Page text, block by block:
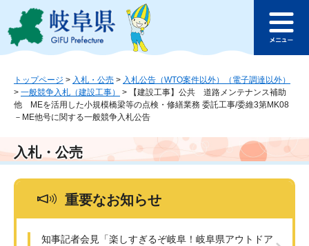
ジ
ュ
文
へ
このページの本文へ
ュ
トップページ > 入札・公売 > 入札公告（WTO案件以外）（電子調達以外）
> 一般競争入札（建設工事） >
【建設工事】公共 道路メンテナンス補助
他 MEを活用した小規模橋梁等の点検・修繕業務 委託工事/委維3第MK08
－ME他号に関する一般競争入札公告
入札・公売
重要なお知らせ
知事記者会見「楽しすぎるぞ岐阜！岐阜県アウトドア